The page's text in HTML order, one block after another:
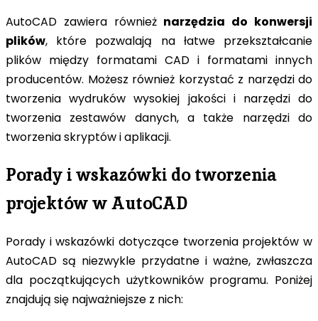
AutoCAD zawiera również narzędzia do konwersji
plików, które pozwalają na łatwe przekształcanie
plików między formatami CAD i formatami innych
producentów. Możesz również korzystać z narzędzi do
tworzenia wydruków wysokiej jakości i narzędzi do
tworzenia zestawów danych, a także narzędzi do
tworzenia skryptów i aplikacji.
Porady i wskazówki do tworzenia
projektów w AutoCAD
Porady i wskazówki dotyczące tworzenia projektów w
AutoCAD są niezwykle przydatne i ważne, zwłaszcza
dla początkujących użytkowników programu. Poniżej
znajdują się najważniejsze z nich: